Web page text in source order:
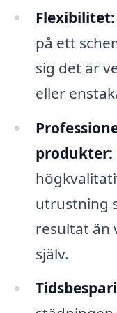
Flexibilitet:
på ett
sig det är
eller
produkter:
utrustning
resultat än
själv.